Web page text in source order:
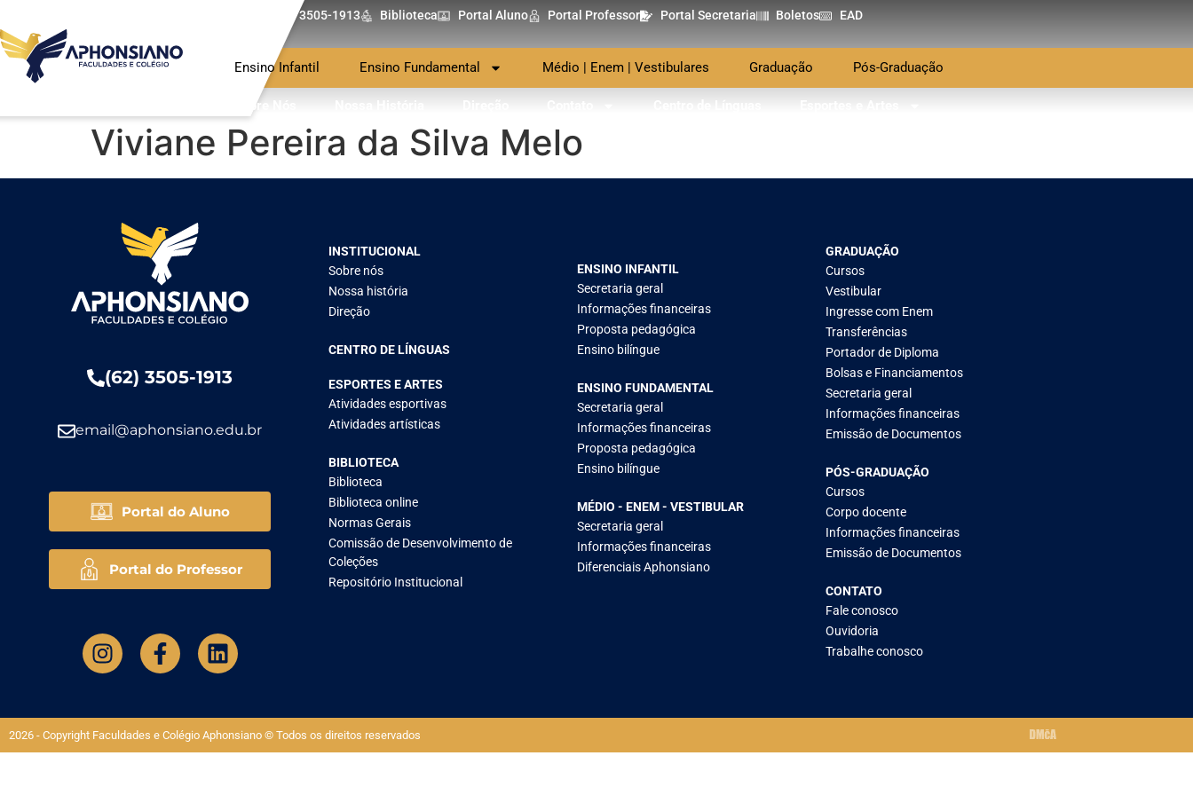
(62) 3505-1913 Biblioteca Portal Aluno Portal Professor Portal Secretaria Boletos EAD
Ensino Infantil Ensino Fundamental Médio | Enem | Vestibulares Graduação Pós-Graduação
Sobre Nós
Viviane Pereira da Silva Melo
(62) 3505-1913
email@aphonsiano.edu.br
Portal do Aluno
Portal do Professor
INSTITUCIONAL
Sobre nós
Nossa história
Direção
CENTRO DE LÍNGUAS
ESPORTES E ARTES
Atividades esportivas
Atividades artísticas
BIBLIOTECA
Biblioteca
Biblioteca online
Normas Gerais
Comissão de Desenvolvimento de
Coleções
Repositório Institucional
ENSINO INFANTIL
Secretaria geral
Informações financeiras
Proposta pedagógica
Ensino bilíngue
ENSINO FUNDAMENTAL
Secretaria geral
Informações financeiras
Proposta pedagógica
Ensino bilíngue
MÉDIO - ENEM - VESTIBULAR
Secretaria geral
Informações financeiras
Diferenciais Aphonsiano
GRADUAÇÃO
Cursos
Vestibular
Ingresse com Enem
Transferências
Portador de Diploma
Bolsas e Financiamentos
Secretaria geral
Informações financeiras
Emissão de Documentos
PÓS-GRADUAÇÃO
Cursos
Corpo docente
Informações financeiras
Emissão de Documentos
CONTATO
Fale conosco
Ouvidoria
Trabalhe conosco
2026 - Copyright Faculdades e Colégio Aphonsiano © Todos os direitos reservados​